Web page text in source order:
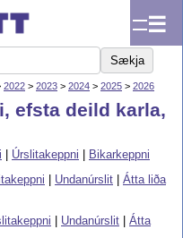
☰
Sækja
2022 > 2023 > 2024 > 2025 > 2026
efsta deild karla,
Úrslitakeppni
Bikarkeppni
Undanúrslit
Átta liða
Undanúrslit
Átta